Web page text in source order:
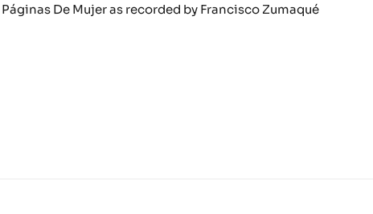
Páginas De Mujer as recorded by Francisco Zumaqué